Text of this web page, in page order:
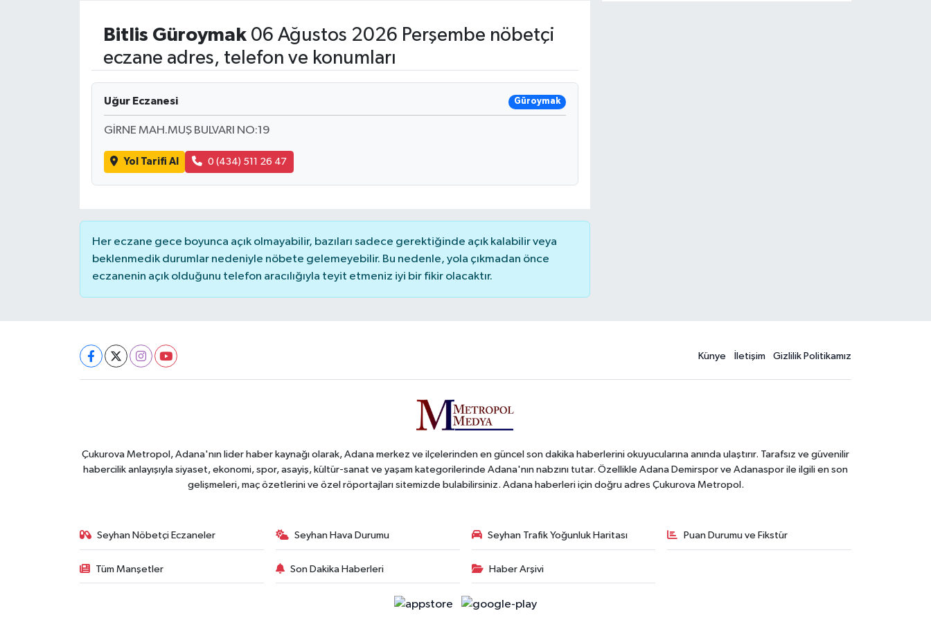
Bitlis Güroymak06 Ağustos 2026 Perşembe nöbetçi
eczane adres, telefon ve konumları
Uğur Eczanesi Güroymak
GİRNE MAH.MUŞ BULVARI NO:19
Yol Tarifi Al 0 (434) 511 26 47
Her eczane gece boyunca açık olmayabilir, bazıları sadece gerektiğinde açık kalabilir veya
beklenmedik durumlar nedeniyle nöbete gelemeyebilir. Bu nedenle, yola çıkmadan önce
eczanenin açık olduğunu telefon aracılığıyla teyit etmeniz iyi bir fikir olacaktır.
Künye İletişim Gizlilik Politikamız
Çukurova Metropol, Adana'nın lider haber kaynağı olarak, Adana merkez ve ilçelerinden en güncel son dakika haberlerini okuyucularına anında ulaştırır. Tarafsız ve güvenilir
habercilik anlayışıyla siyaset, ekonomi, spor, asayiş, kültür-sanat ve yaşam kategorilerinde Adana'nın nabzını tutar. Özellikle Adana Demirspor ve Adanaspor ile ilgili en son
gelişmeleri, maç özetlerini ve özel röportajları sitemizde bulabilirsiniz. Adana haberleri için doğru adres Çukurova Metropol.
Seyhan Nöbetçi Eczaneler Seyhan Hava Durumu Seyhan Trafik Yoğunluk Haritası Puan Durumu ve Fikstür
Tüm Manşetler Son Dakika Haberleri Haber Arşivi